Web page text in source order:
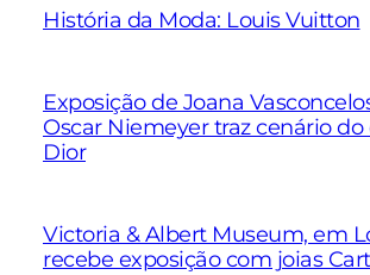
História da Moda: Louis Vuitton
Exposição de Joana
Oscar Niemeyer traz cenário do
Dior
Victoria & Albert Museum, em
recebe exposição com joias